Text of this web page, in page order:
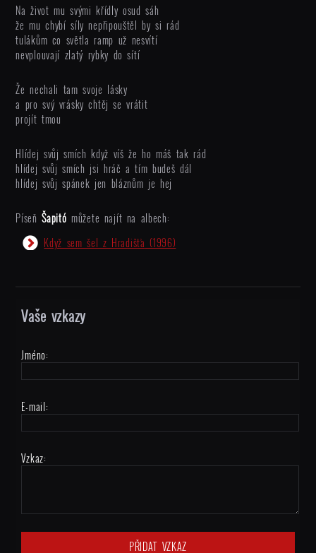
Na život mu svými křídly osud sáh
že mu chybí síly nepřipouštěl by si rád
tulákům co světla ramp už nesvítí
nevplouvají zlatý rybky do sítí
Že nechali tam svoje lásky
a pro svý vrásky chtěj se vrátit
projít tmou
Hlídej svůj smích když víš že ho máš tak rád
hlídej svůj smích jsi hráč a tím budeš dál
hlídej svůj spánek jen bláznům je hej
PíseňŠapitó můžete najít na albech:
Když sem šel z Hradišťa (1996)
Vaše vzkazy
Jméno:
E-mail:
Vzkaz: